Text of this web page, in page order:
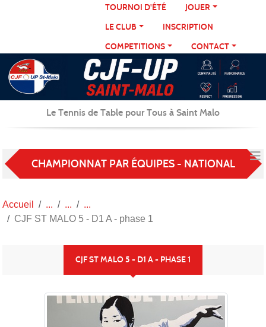
TOURNOI D'ÉTÉ
JOUER
LE CLUB
INSCRIPTION
COMPETITIONS
CONTACT
Le Tennis de Table pour Tous à Saint Malo
CHAMPIONNAT PAR ÉQUIPES - NATIONAL
Accueil
CJF ST MALO 5 - D1 A - phase 1
CJF ST MALO 5 - D1 A - PHASE 1
Panneau de gestion des cookies